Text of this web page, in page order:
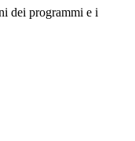
dei programmi e i